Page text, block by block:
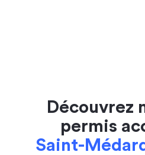
Découvrez
permis
Saint-